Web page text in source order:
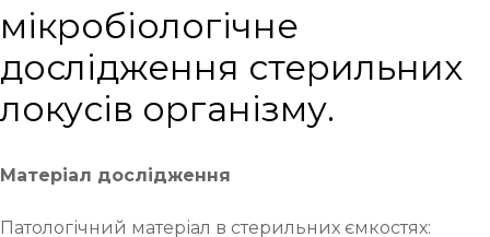
мікробіологічне
дослідження стерильних
локусів організму.
Матеріал дослідження
Патологічний матеріал в стерильних ємкостях: